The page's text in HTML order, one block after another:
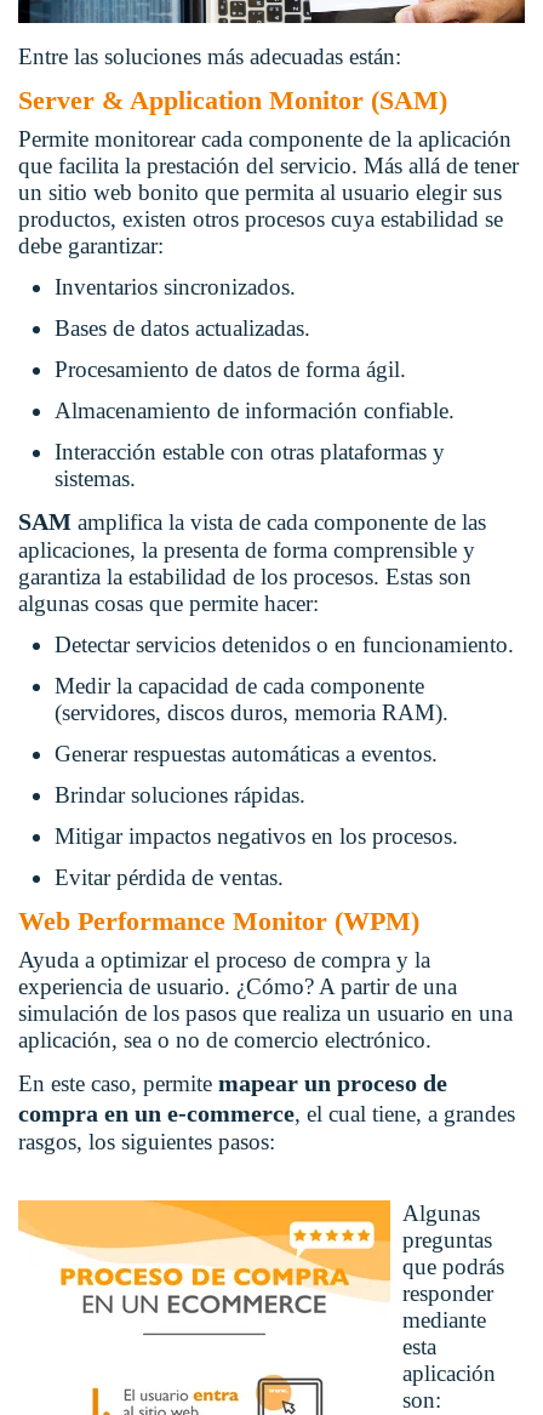
Entre las soluciones más adecuadas están:
Server & Application Monitor (SAM)
Permite monitorear cada componente de la aplicación
que facilita la prestación del servicio. Más allá de tener
un sitio web bonito que permita al usuario elegir sus
productos, existen otros procesos cuya estabilidad se
debe garantizar:
Inventarios sincronizados.
Bases de datos actualizadas.
Procesamiento de datos de forma ágil.
Almacenamiento de información confiable.
Interacción estable con otras plataformas y
sistemas.
SAM amplifica la vista de cada componente de las
aplicaciones, la presenta de forma comprensible y
garantiza la estabilidad de los procesos. Estas son
algunas cosas que permite hacer:
Detectar servicios detenidos o en funcionamiento.
Medir la capacidad de cada componente
(servidores, discos duros, memoria RAM).
Generar respuestas automáticas a eventos.
Brindar soluciones rápidas.
Mitigar impactos negativos en los procesos.
Evitar pérdida de ventas.
Web Performance Monitor (WPM)
Ayuda a optimizar el proceso de compra y la
experiencia de usuario. ¿Cómo? A partir de una
simulación de los pasos que realiza un usuario en una
aplicación, sea o no de comercio electrónico.
En este caso, permite mapear un proceso de
compra en un e-commerce, el cual tiene, a grandes
rasgos, los siguientes pasos:
Algunas
preguntas
que podrás
responder
mediante
esta
aplicación
son: